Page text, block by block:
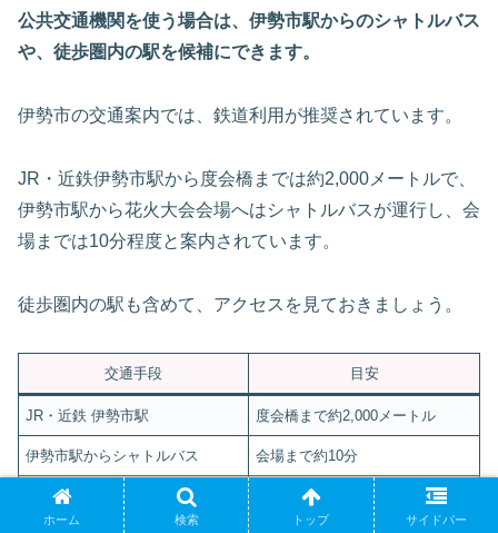
公共交通機関を使う場合は、伊勢市駅からのシャトルバス
や、徒歩圏内の駅を候補にできます。
伊勢市の交通案内では、鉄道利用が推奨されています。
JR・近鉄伊勢市駅から度会橋までは約2,000メートルで、
伊勢市駅から花火大会会場へはシャトルバスが運行し、会
場までは10分程度と案内されています。
徒歩圏内の駅も含めて、アクセスを見ておきましょう。
交通手段 目安
JR・近鉄 伊勢市駅 度会橋まで約2,000メートル
伊勢市駅からシャトルバス 会場まで約10分
近鉄 宮町駅 度会橋まで約1,500メートル
ホーム 検索 トップ サイドバー